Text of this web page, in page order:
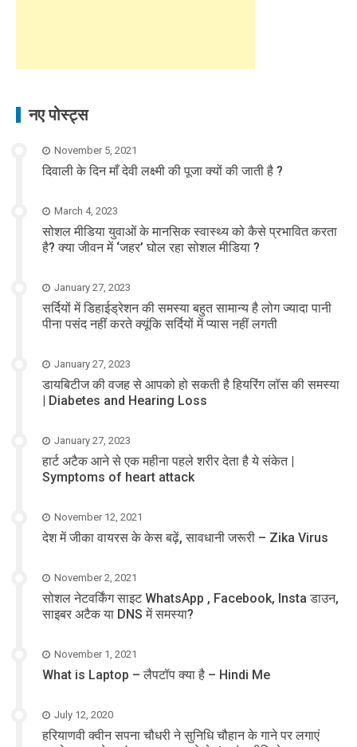
नए पोस्ट्स
November 5, 2021
दिवाली के दिन माँ देवी लक्ष्मी की पूजा क्यों की जाती है ?
March 4, 2023
सोशल मीडिया युवाओं के मानसिक स्वास्थ्य को कैसे प्रभावित करता
है? क्या जीवन में ‘जहर’ घोल रहा सोशल मीडिया ?
January 27, 2023
सर्दियों में डिहाईड्रेशन की समस्या बहुत सामान्य है लोग ज्यादा पानी
पीना पसंद नहीं करते क्यूंकि सर्दियों में प्यास नहीं लगती
January 27, 2023
डायबिटीज की वजह से आपको हो सकती है हियरिंग लॉस की समस्या
| Diabetes and Hearing Loss
January 27, 2023
हार्ट अटैक आने से एक महीना पहले शरीर देता है ये संकेत |
Symptoms of heart attack
November 12, 2021
देश में जीका वायरस के केस बढ़ें, सावधानी जरूरी – Zika Virus
November 2, 2021
सोशल नेटवर्किंग साइट WhatsApp , Facebook, Insta डाउन,
साइबर अटैक या DNS में समस्या?
November 1, 2021
What is Laptop – लैपटॉप क्या है – Hindi Me
July 12, 2020
हरियाणवी क्वीन सपना चौधरी ने सुनिधि चौहान के गाने पर लगाएं